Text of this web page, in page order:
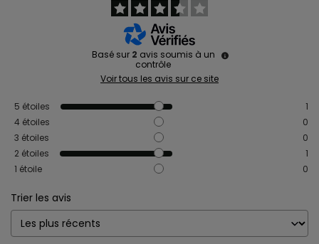
Basé sur 2 avis soumis à un
contrôle
Voir tous les avis sur ce site
5 étoiles
1
4 étoiles
0
3 étoiles
0
2 étoiles
1
1 étoile 0
Trier les avis